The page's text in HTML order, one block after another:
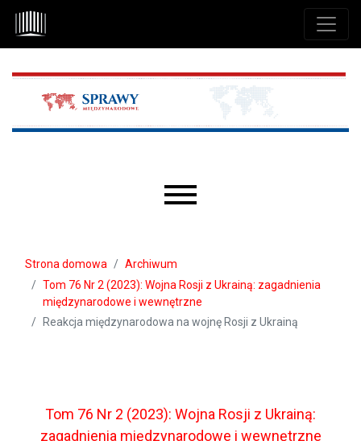
Przejdź do głównego menu
Przejdź do sekcji głównej
Przejdź do stopki
Strona domowa
Archiwum
Tom 76 Nr 2 (2023): Wojna Rosji z Ukrainą: zagadnienia
międzynarodowe i wewnętrzne
Reakcja międzynarodowa na wojnę Rosji z Ukrainą
Tom 76 Nr 2 (2023): Wojna Rosji z Ukrainą:
zagadnienia międzynarodowe i wewnętrzne